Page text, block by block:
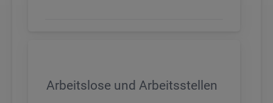
Arbeitslose und Arbeitsstellen